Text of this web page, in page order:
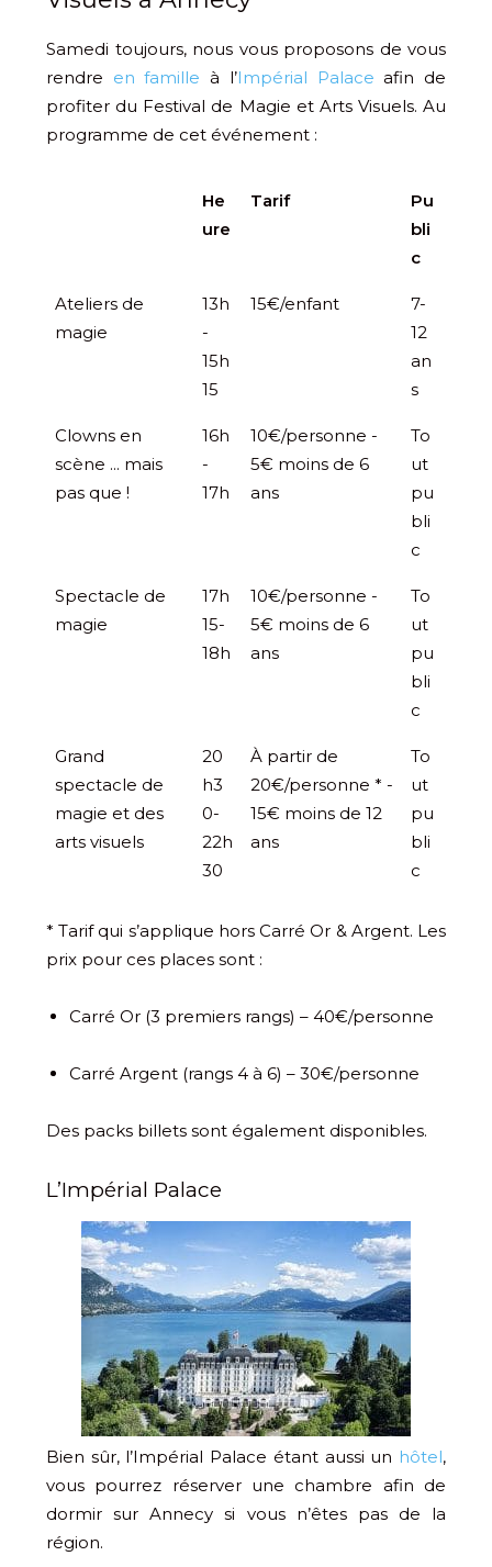
Samedi toujours, nous vous proposons de vous
rendre en famille à l’Impérial Palace afin de
profiter du Festival de Magie et Arts Visuels. Au
programme de cet événement :
He
ure
Tarif
Pu
bli
c
Ateliers de
magie
13h
-
15h
15
15€/enfant
7-
12
an
s
Clowns en
scène ... mais
pas que !
16h
-
17h
10€/personne -
5€ moins de 6
ans
To
ut
pu
bli
c
Spectacle de
magie
17h
15-
18h
10€/personne -
5€ moins de 6
ans
To
ut
pu
bli
c
Grand
spectacle de
magie et des
arts visuels
20
h3
0-
22h
30
À partir de
20€/personne * -
15€ moins de 12
ans
To
ut
pu
bli
c
* Tarif qui s’applique hors Carré Or & Argent. Les
prix pour ces places sont :
Carré Or (3 premiers rangs) – 40€/personne
Carré Argent (rangs 4 à 6) – 30€/personne
Des packs billets sont également disponibles.
L’Impérial Palace
Bien sûr, l’Impérial Palace étant aussi un hôtel,
vous pourrez réserver une chambre afin de
dormir sur Annecy si vous n’êtes pas de la
région.